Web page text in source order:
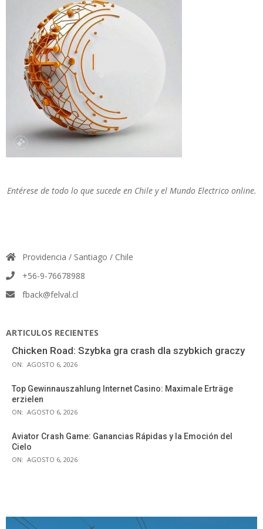
Entérese de todo lo que sucede en Chile y el Mundo Electrico online.
Providencia / Santiago / Chile
+56-9-76678988
fback@felval.cl
ARTICULOS RECIENTES
Chicken Road: Szybka gra crash dla szybkich graczy
ON: AGOSTO 6, 2026
Top Gewinnauszahlung Internet Casino: Maximale Erträge
erzielen
ON: AGOSTO 6, 2026
Aviator Crash Game: Ganancias Rápidas y la Emoción del
Cielo
ON: AGOSTO 6, 2026